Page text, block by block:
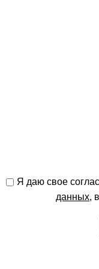
Я даю свое
данных,